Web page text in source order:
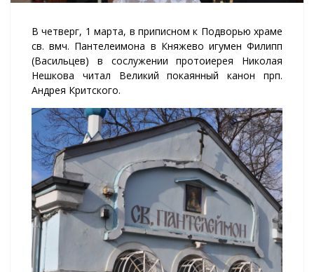
В четверг, 1 марта, в приписном к Подворью храме
св. вмч. Пантелеимона в Княжево игумен Филипп
(Васильцев) в сослужении протоиерея Николая
Нешкова читал Великий покаянный канон прп.
Андрея Критского.